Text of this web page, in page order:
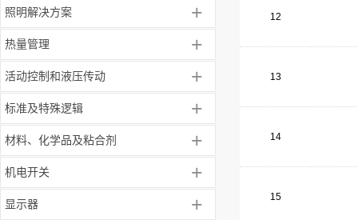
照明解决方案 +
热量管理 +
活动控制和液压传动 +
标准及特殊逻辑 +
材料、化学品及粘合剂 +
机电开关 +
显示器 +
12
13
14
15